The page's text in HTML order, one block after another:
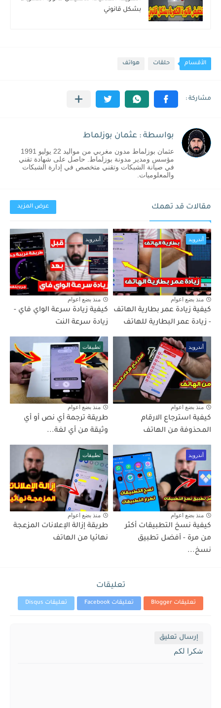
بشكل قانوني
الأقسام حلقات هواتف
بواسطة : عثمان بوزلماط
عثمان بوزلماط مدون مغربي من مواليد 22 يوليو 1991
مؤسس ومدير مدونة بوزلماط. حاصل على شهادة تقني
في صيانة الشبكات وتقني متخصص في إدارة الشبكات
والمعلوميات.
مقالات قد تهمك عرض المزيد
أندرويد
منذ بضع اعوام
كيفية زيادة عمر بطارية الهاتف
- زيادة عمر البطارية للهاتف
أندرويد
منذ بضع اعوام
كيفية زيادة سرعة الواي فاي -
زيادة سرعة النت
أندرويد
منذ بضع اعوام
كيفية استرجاع الارقام
المحذوفة من الهاتف
تطبيقات
منذ بضع اعوام
طريقة ترجمة أي نص أو أي
وثيقة من أي لغة...
أندرويد
منذ بضع اعوام
كيفية نسخ التطبيقات أكثر
من مرة - أفضل تطبيق
نسخ...
تطبيقات
منذ بضع اعوام
طريقة إزالة الإعلانات المزعجة
نهائيا من الهاتف
تعليقات
تعليقات Blogger تعليقات Facebook تعليقات Disqus
إرسال تعليق
شكرا لكم